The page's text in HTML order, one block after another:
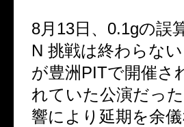
8月 13日、 0.1gの誤
N 挑戦は終わらな
が豊洲 PITで開催さ
れていた公演だっ
響により延期を余